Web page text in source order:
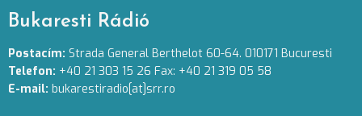
Bukaresti Rádió
Postacím: Strada General Berthelot 60-64. 010171 Bucuresti
Telefon: +40 21 303 15 26 Fax: +40 21 319 05 58
E-mail: bukarestiradio[at]srr.ro